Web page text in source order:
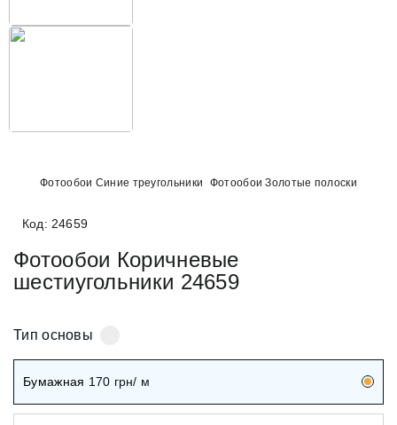
Фотообои Синие треугольники Фотообои Золотые полоски
Код: 24659
Фотообои Коричневые
шестиугольники 24659
Тип основы
Бумажная 170 грн/ м